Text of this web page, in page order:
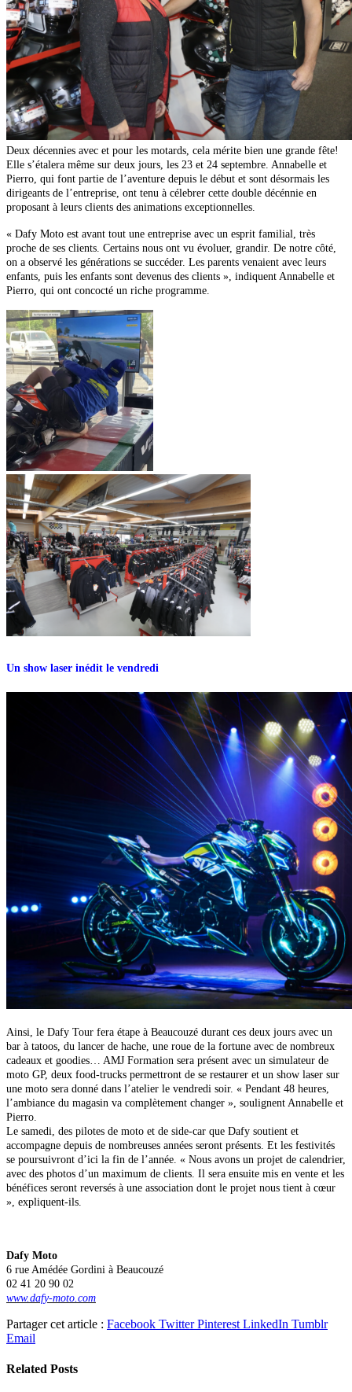
Deux décennies avec et pour les motards, cela mérite bien une grande fête!
Elle s’étalera même sur deux jours, les 23 et 24 septembre. Annabelle et
Pierro, qui font partie de l’aventure depuis le début et sont désormais les
dirigeants de l’entreprise, ont tenu à célebrer cette double décénnie en
proposant à leurs clients des animations exceptionnelles.
« Dafy Moto est avant tout une entreprise avec un esprit familial, très
proche de ses clients. Certains nous ont vu évoluer, grandir. De notre côté,
on a observé les générations se succéder. Les parents venaient avec leurs
enfants, puis les enfants sont devenus des clients », indiquent Annabelle et
Pierro, qui ont concocté un riche programme.
Un show laser inédit le vendredi
Ainsi, le Dafy Tour fera étape à Beaucouzé durant ces deux jours avec un
bar à tatoos, du lancer de hache, une roue de la fortune avec de nombreux
cadeaux et goodies… AMJ Formation sera présent avec un simulateur de
moto GP, deux food-trucks permettront de se restaurer et un show laser sur
une moto sera donné dans l’atelier le vendredi soir. « Pendant 48 heures,
l’ambiance du magasin va complètement changer », soulignent Annabelle et
Pierro.
Le samedi, des pilotes de moto et de side-car que Dafy soutient et
accompagne depuis de nombreuses années seront présents. Et les festivités
se poursuivront d’ici la fin de l’année. « Nous avons un projet de calendrier,
avec des photos d’un maximum de clients. Il sera ensuite mis en vente et les
bénéfices seront reversés à une association dont le projet nous tient à cœur
», expliquent-ils.
Dafy Moto
6 rue Amédée Gordini à Beaucouzé
02 41 20 90 02
www.dafy-moto.com
Partager cet article : Facebook Twitter Pinterest LinkedIn Tumblr
Email
Related Posts